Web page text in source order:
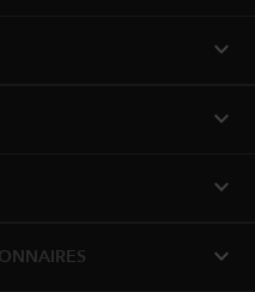
expand_more
expand_more
expand_more
expand_more